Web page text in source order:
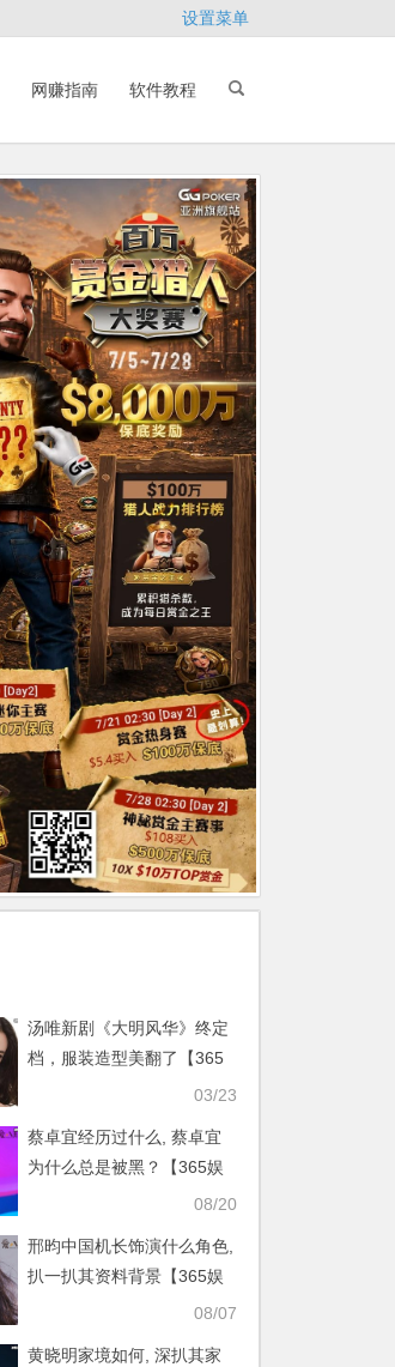
设置菜单
网赚指南 软件教程
汤唯新剧《大明风华》终定
档，服装造型美翻了【365
03/23
蔡卓宜经历过什么, 蔡卓宜
为什么总是被黑？【365娱
08/20
邢昀中国机长饰演什么角色,
扒一扒其资料背景【365娱
08/07
黄晓明家境如何, 深扒其家